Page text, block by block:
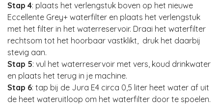
Stap 4: plaats het verlengstuk boven op het nieuwe
Eccellente Grey+ waterfilter en plaats het verlengstuk
met het filter in het waterreservoir. Draai het waterfilter
rechtsom tot het hoorbaar vastklikt, druk het daarbij
stevig aan.
Stap 5: vul het waterreservoir met vers, koud drinkwater
en plaats het terug in je machine.
Stap 6: tap bij de Jura E4 circa 0,5 liter heet water af uit
de heet wateruitloop om het waterfilter door te spoelen.